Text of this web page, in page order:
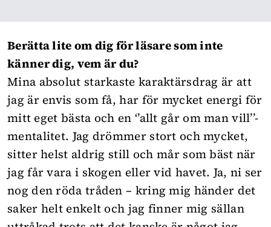
Berätta lite om dig för läsare som inte
känner dig, vem är du?
Mina absolut starkaste karaktärsdrag är att
jag är envis som få, har för mycket energi för
mitt eget bästa och en ‘’allt går om man vill’’-
mentalitet. Jag drömmer stort och mycket,
sitter helst aldrig still och mår som bäst när
jag får vara i skogen eller vid havet. Ja, ni ser
nog den röda tråden – kring mig händer det
saker helt enkelt och jag finner mig sällan